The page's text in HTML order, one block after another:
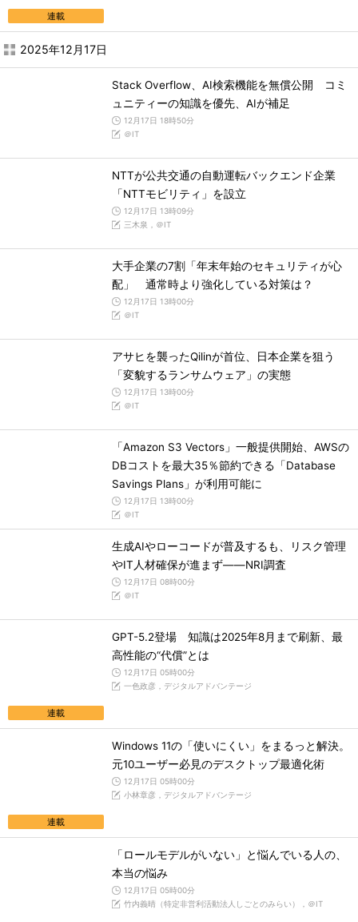
連載
2025年12月17日
Stack Overflow、AI検索機能を無償公開 コミ
ュニティーの知識を優先、AIが補足
12月17日 18時50分
＠IT
NTTが公共交通の自動運転バックエンド企業
「NTTモビリティ」を設立
12月17日 13時09分
三木泉，＠IT
大手企業の7割「年末年始のセキュリティが心
配」 通常時より強化している対策は？
12月17日 13時00分
＠IT
アサヒを襲ったQilinが首位、日本企業を狙う
「変貌するランサムウェア」の実態
12月17日 13時00分
＠IT
「Amazon S3 Vectors」一般提供開始、AWSの
DBコストを最大35％節約できる「Database
Savings Plans」が利用可能に
12月17日 13時00分
＠IT
生成AIやローコードが普及するも、リスク管理
やIT人材確保が進まず――NRI調査
12月17日 08時00分
＠IT
連載
GPT-5.2登場 知識は2025年8月まで刷新、最
高性能の“代償”とは
12月17日 05時00分
一色政彦，デジタルアドバンテージ
連載
Windows 11の「使いにくい」をまるっと解決。
元10ユーザー必見のデスクトップ最適化術
12月17日 05時00分
小林章彦，デジタルアドバンテージ
「ロールモデルがいない」と悩んでいる人の、
本当の悩み
12月17日 05時00分
竹内義晴（特定非営利活動法人しごとのみらい），＠IT